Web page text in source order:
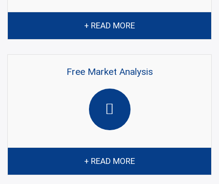
+ READ MORE
Free Market Analysis
+ READ MORE